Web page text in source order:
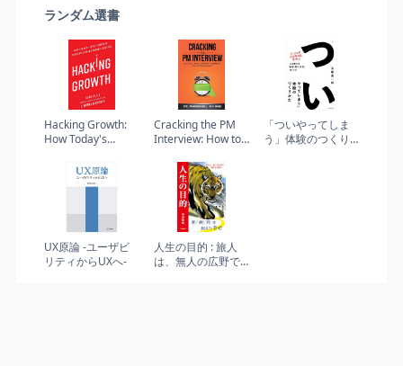
ランダム選書
Hacking Growth:
How Today's
Companies Drive
Breakout Success
Cracking the PM
Interview: How to
Manager Job in
Technology
(Cracking the
Interview &
Career)
「ついやってしま
う」体験のつくり
UX原論 -ユーザビ
リティからUXへ-
人生の目的 : 旅人
は、無人の広野で